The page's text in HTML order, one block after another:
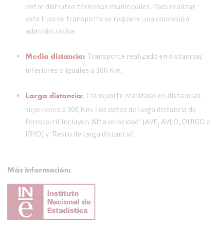
entre distintos términos municipales. Para realizar
este tipo de transporte se requiere una concesión
administrativa.
Media distancia: Transporte realizado en distancias
inferiores o iguales a 300 Km.
Larga distancia: Transporte realizado en distancias
superiores a 300 Km. Los datos de larga distancia de
ferrocarril incluyen ‘Alta velocidad’ (AVE, AVLO, OUIGO e
IRYO) y ‘Resto de larga distancia’.
Más información: